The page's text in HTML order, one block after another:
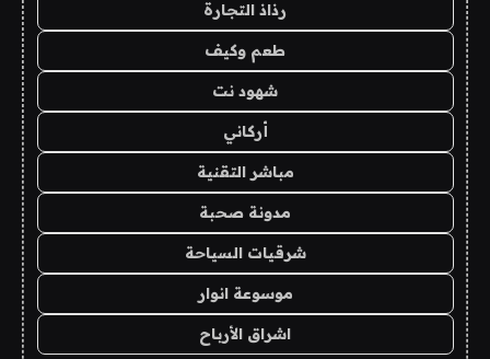
رذاذ التجارة
طعم وكيف
شهود نت
أركاني
مباشر التقنية
مدونة صحبة
شرقيات السياحة
موسوعة انوار
اشراق الأرباح